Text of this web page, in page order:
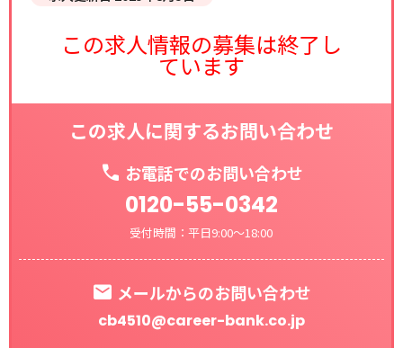
この求人情報の募集は終了し
ています
この求人に関するお問い合わせ
お電話でのお問い合わせ
0120-55-0342
受付時間：平日9:00～18:00
メールからのお問い合わせ
cb4510@career-bank.co.jp